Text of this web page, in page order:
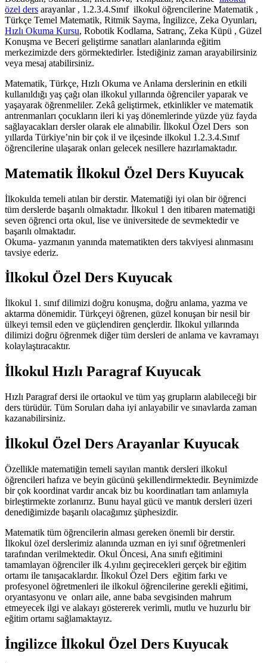
özel ders arayanlar , 1.2.3.4.Sınıf ilkokul öğrencilerine Matematik ,
Türkçe Temel Matematik, Ritmik Sayma, İngilizce, Zeka Oyunları,
Hızlı Okuma Kursu, Robotik Kodlama, Satranç, Zeka Küpü , Güzel
Konuşma ve Beceri geliştirme sanatları alanlarında eğitim
merkezimizde ders görmektedirler. İstediğiniz zaman arayabilirsiniz
veya mesaj atabilirsiniz.
Matematik, Türkçe, Hızlı Okuma ve Anlama derslerinin en etkili
kullanıldığı yaş çağı olan ilkokul yıllarında öğrenciler yaparak ve
yaşayarak öğrenmeliler. Zekâ geliştirmek, etkinlikler ve matematik
antrenmanları çocukların ileri ki yaş dönemlerinde yüzde yüz fayda
sağlayacakları dersler olarak ele alınabilir. İlkokul Özel Ders son
yıllarda Türkiye’nin bir çok il ve ilçesinde ilkokul 1.2.3.4.Sınıf
öğrencilerine ulaşarak onları gelecek nesillere hazırlamaktadır.
Matematik İlkokul Özel Ders Kuyucak
İlkokulda temeli atılan bir derstir. Matematiği iyi olan bir öğrenci
tüm derslerde başarılı olmaktadır. İlkokul 1 den itibaren matematiği
seven öğrenci orta okul, lise ve üniversitede de sevmektedir ve
başarılı olmaktadır.
Okuma- yazmanın yanında matematikten ders takviyesi alınmasını
tavsiye ederiz.
İlkokul Özel Ders Kuyucak
İlkokul 1. sınıf dilimizi doğru konuşma, doğru anlama, yazma ve
aktarma dönemidir. Türkçeyi öğrenen, güzel konuşan bir nesil bir
ülkeyi temsil eden ve güçlendiren gençlerdir. İlkokul yıllarında
dilimizi doğru öğrenmek diğer tüm dersleri de anlama ve kavramayı
kolaylaştıracaktır.
İlkokul Hızlı Paragraf Kuyucak
Hızlı Paragraf dersi ile ortaokul ve tüm yaş grupların alabileceği bir
ders türüdür. Tüm Soruları daha iyi anlayabilir ve sınavlarda zaman
kazanabilirsiniz.
İlkokul Özel Ders Arayanlar Kuyucak
Özellikle matematiğin temeli sayılan mantık dersleri ilkokul
öğrencileri hafıza ve beyin gücünü şekillendirmektedir. Beynimizde
bir çok koordinat vardır ancak biz bu koordinatları tam anlamıyla
birleştirmekte zorlanırız. Bunu hayal gücü ve mantık dersleri üzeri
denediğimizde başarılı olacağımız şüphesizdir.
Matematik tüm öğrencilerin alması gereken önemli bir derstir.
İlkokul özel derslerimiz alanında uzman en iyi sınıf öğretmenleri
tarafından verilmektedir. Okul Öncesi, Ana sınıfı eğitimini
tamamlayan öğrenciler ilk 4.yılını geçirecekleri gerçek bir eğitim
ortamı ile tanışacaklardır. İlkokul Özel Ders eğitim farkı ve
profesyonel öğretmenleri ile ilkokul öğrencilerine gerekli eğitimi,
oryantasyonu ve onları aile, anne baba sevgisinden mahrum
etmeyecek ilgi ve alakayı göstererek verimli, mutlu ve huzurlu bir
eğitim ortamı sağlamaktayız.
İngilizce İlkokul Özel Ders Kuyucak